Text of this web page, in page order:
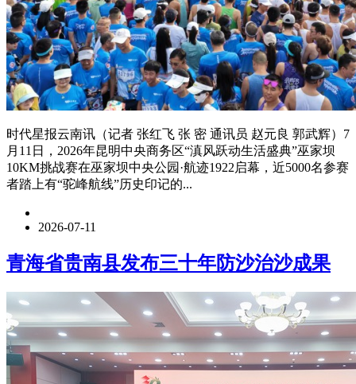
时代星报云南讯（记者 张红飞 张 密 通讯员 赵元良 郭武辉）7
月11日，2026年昆明中央商务区“滇风跃动生活盛典”巫家坝
10KM挑战赛在巫家坝中央公园·航迹1922启幕，近5000名参赛
者踏上有“驼峰航线”历史印记的...
2026-07-11
青海省贵南县发布三十年防沙治沙成果